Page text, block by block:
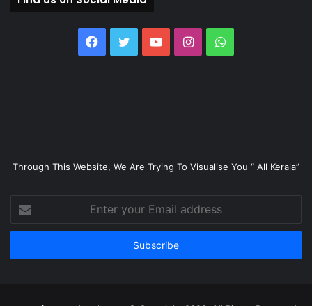
Facebook
TwitterYouTubeInstagramWhatsApp
Through This Website, We Are Trying To Visualise You “ All Kerala”
your
Email